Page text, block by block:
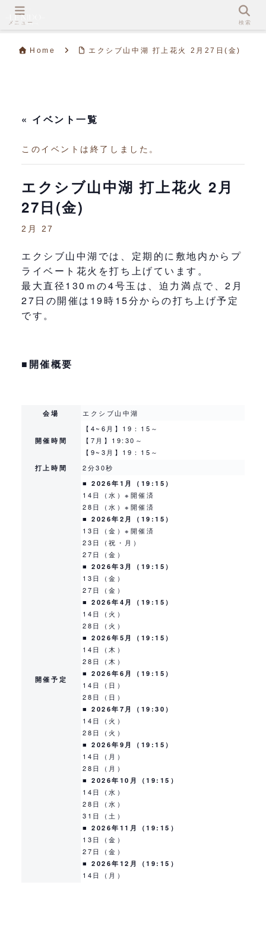
Home エクシブ山中湖 打上花火 2月27日(金)
« イベント一覧
このイベントは終了しました。
エクシブ山中湖 打上花火 2月
27日(金)
2月 27
エクシブ山中湖では、定期的に敷地内からプ
ライベート花火を打ち上げています。
最大直径130ｍの4号玉は、迫力満点で、2月
27日の開催は19時15分からの打ち上げ予定
です。
■開催概要
会場 エクシブ山中湖
開催時間
【4~6月】19：15～
【7月】19:30～
【9~3月】19：15～
打上時間
2分30秒
開催予定
■ 2026年1月（19:15）
14日（水）※開催済
28日（水）※開催済
■ 2026年2月（19:15）
13日（金）※開催済
23日（祝・月）
27日（金）
■ 2026年3月（19:15）
13日（金）
27日（金）
■ 2026年4月（19:15）
14日（火）
28日（火）
■ 2026年5月（19:15）
14日（木）
28日（木）
■ 2026年6月（19:15）
14日（日）
28日（日）
■ 2026年7月（19:30）
14日（火）
28日（火）
■ 2026年9月（19:15）
14日（月）
28日（月）
■ 2026年10月（19:15）
14日（水）
28日（水）
31日（土）
■ 2026年11月（19:15）
13日（金）
27日（金）
■ 2026年12月（19:15）
14日（月）
メニュー 検索